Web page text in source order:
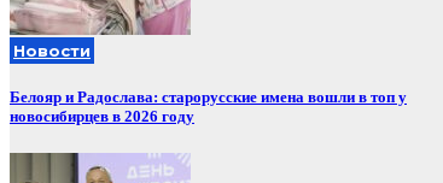
Новости
Белояр и Радослава: старорусские имена вошли в топ у
новосибирцев в 2026 году